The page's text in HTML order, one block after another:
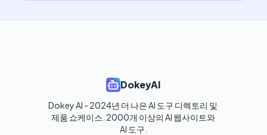
DokeyAI
Dokey AI - 2024년 더 나은 AI 도구 디렉토리 및
제품 쇼케이스. 2000개 이상의 AI 웹사이트와
AI 도구.